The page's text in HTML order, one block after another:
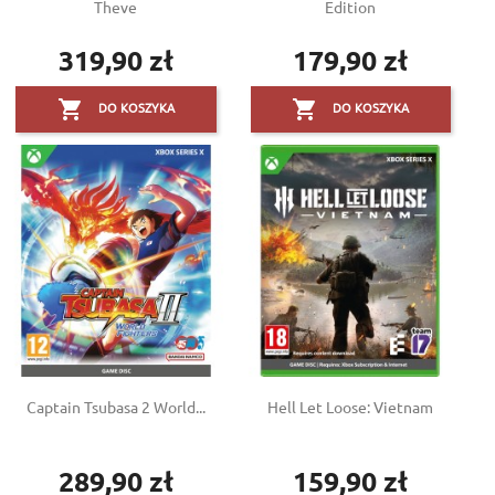
Theve
Cena
319,90 zł
 DO KOSZYKA
Edition
Cena
179,90 zł
 DO KOSZYKA
Captain Tsubasa 2 World...
Cena
289,90 zł
Hell Let Loose: Vietnam
Cena
159,90 zł